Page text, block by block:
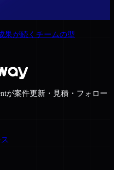
果が続くチームの型
が案件更新・見積・フォロー